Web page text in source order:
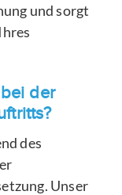
und sorgt
der
des
Unser